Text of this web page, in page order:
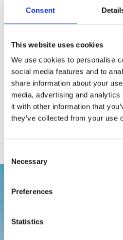
Consent
This website uses cookies
We use cookies to personalise
social media features and to
share information about your
media, advertising and
it with other information that
they’ve collected from your use
Selection
Necessary
Preferences
Statistics
Su richiesta al numero: +385 91
Su richiesta al numero: +385 91
Prezzo dei biglietti:
10,00 kn BAMBINI
30,00 kn ADULTI